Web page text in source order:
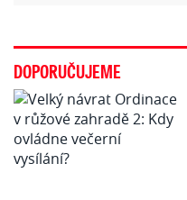
DOPORUČUJEME